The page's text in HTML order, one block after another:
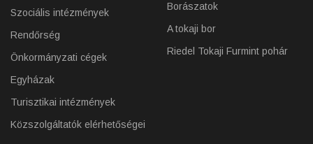
Szociális intézmények
Rendőrség
Önkormányzati cégek
Egyházak
Turisztikai intézmények
Közszolgáltatók elérhetőségei
Borászatok
A tokaji bor
Riedel Tokaji Furmint pohár